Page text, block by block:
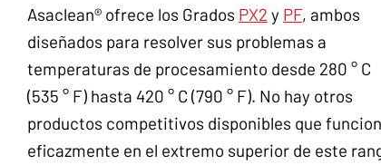
Asaclean® ofrece los Grados PX2 y PF, ambos
diseñados para resolver sus problemas a
temperaturas de procesamiento desde 280 ° C
(535 ° F) hasta 420 ° C (790 ° F). No hay otros
productos competitivos disponibles que
eficazmente en el extremo superior de este